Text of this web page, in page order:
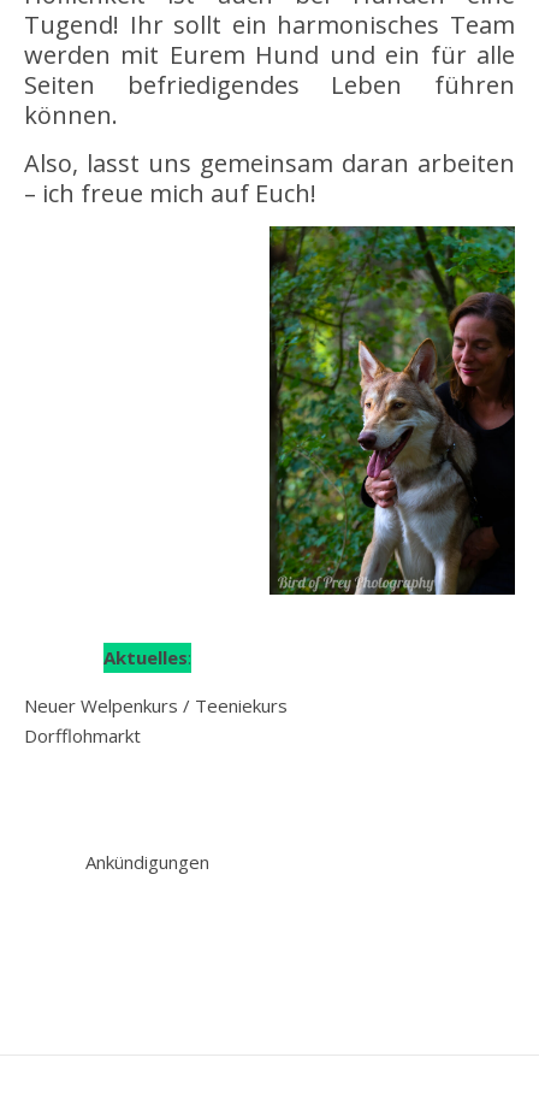
Tugend! Ihr sollt ein harmonisches Team
werden mit Eurem Hund und ein für alle
Seiten befriedigendes Leben führen
können.
Also, lasst uns gemeinsam daran arbeiten
– ich freue mich auf Euch!
Aktuelles:
Neuer Welpenkurs / Teeniekurs
Dorfflohmarkt
Ankündigungen